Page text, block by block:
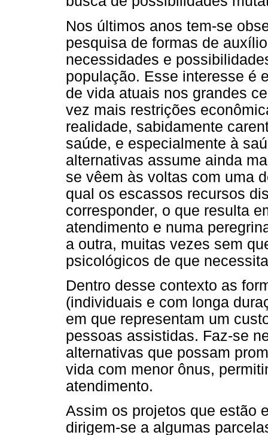
Nos últimos anos tem-se
pesquisa de formas de
necessidades e
população. Esse interesse é
de vida atuais nos grandes
vez mais restrições
realidade, sabidamente
saúde, e especialmente à
alternativas assume ainda
se vêem às voltas com uma
qual os escassos recursos
corresponder, o que resulta
atendimento e numa
a outra, muitas vezes sem
psicológicos de que
Dentro desse contexto as
(individuais e com longa
em que representam um
pessoas assistidas. Faz-se
alternativas que possam
vida com menor ônus,
atendimento.
Assim os projetos que estão
dirigem-se a algumas